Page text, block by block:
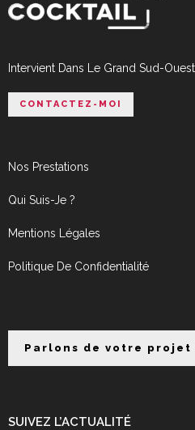
Intervient Dans Le Grand Sud-
CONTACTEZ-MOI
Nos Prestations
Qui Suis-Je ?
Mentions Légales
Politique De Confidentialité
Parlons de votre projet
SUIVEZ L’ACTUALITÉ